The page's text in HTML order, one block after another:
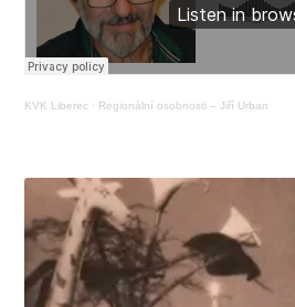
KVK Liberec · Regionální osobnosti – Jiří Urban